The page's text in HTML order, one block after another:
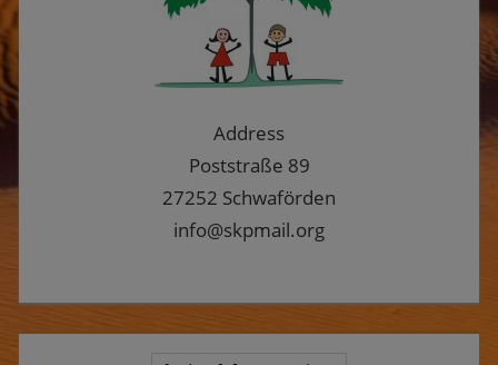
Address
Poststraße 89
27252 Schwaförden
info@skpmail.org